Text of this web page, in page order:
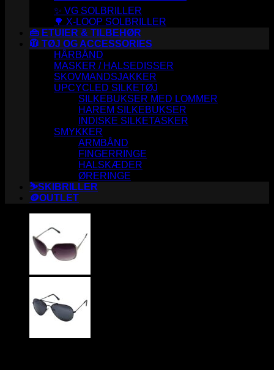
✨ VG SOLBRILLER
🌳 X-LOOP SOLBRILLER
👜 ETUIER & TILBEHØR
🧥 TØJ OG ACCESSORIES
HÅRBÅND
MASKER / HALSEDISSER
SKOVMANDSJAKKER
UPCYCLED SILKETØJ
SILKEBUKSER MED LOMMER
HAREM SILKEBUKSER
INDISKE SILKETASKER
SMYKKER
ARMBÅND
FINGERRINGE
HALSKÆDER
ØRERINGE
⛷️SKIBRILLER
🪙OUTLET